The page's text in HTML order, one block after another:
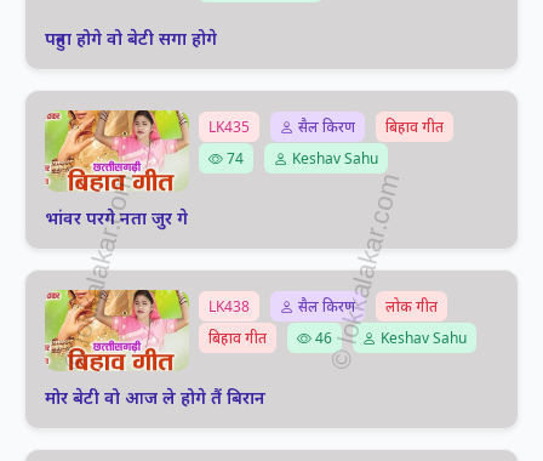
पहुना होगे वो बेटी सगा होगे
LK435 सैल किरण
बिहाव गीत
74
Keshav Sahu
भांवर परगे नता जुर गे
LK438 सैल किरण
लोक गीत
बिहाव गीत
46 Keshav Sahu
मोर बेटी वो आज ले होगे तैं बिरान